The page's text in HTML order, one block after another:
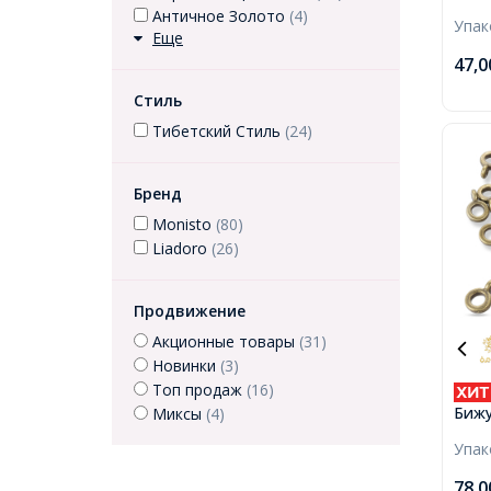
Античное Золото (4)
Еще
Стиль
Тибетский Стиль (24)
Бренд
Monisto (80)
Liadoro (26)
Продвижение
Акционные товары (31)
Новинки (3)
Топ продаж (16)
Миксы (4)